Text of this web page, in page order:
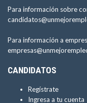
Para información sobre
Para información a
CANDIDATOS
Regístrate
Ingresa a tu cuenta